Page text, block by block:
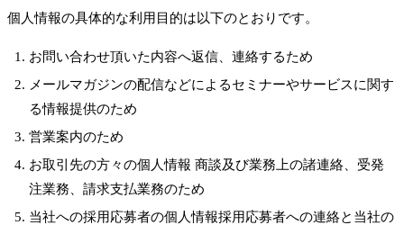
個人情報の具体的な利用目的は以下のとおりです。
お問い合わせ頂いた内容へ返信、連絡するため
メールマガジンの配信などによるセミナーやサービスに関す
る情報提供のため
営業案内のため
お取引先の方々の個人情報 商談及び業務上の諸連絡、受発
注業務、請求支払業務のため
当社への採用応募者の個人情報採用応募者への連絡と当社の